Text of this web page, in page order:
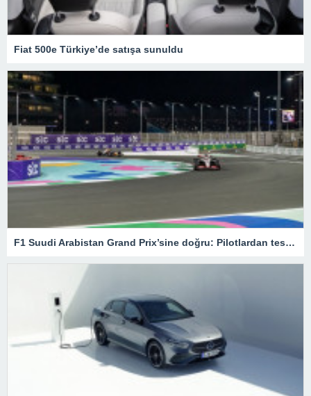
Fiat 500e Türkiye’de satışa sunuldu
F1 Suudi Arabistan Grand Prix’sine doğru: Pilotlardan test sürüşleri – Son Dakika Spor Haberleri